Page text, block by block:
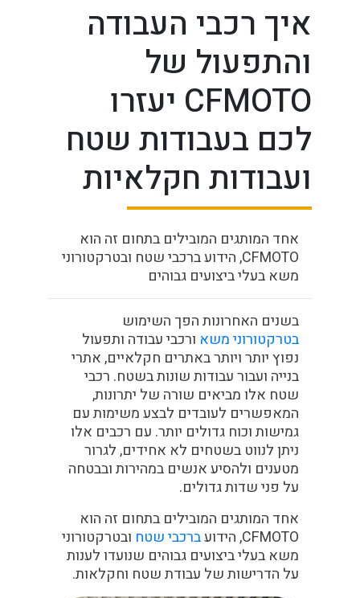
איך רכבי העבודה
והתפעול של
CFMOTO יעזרו
לכם בעבודות שטח
ועבודות חקלאיות
אחד המותגים המובילים בתחום זה הוא
CFMOTO, הידוע ברכבי שטח ובטרקטורוני
משא בעלי ביצועים גבוהים
בשנים האחרונות הפך השימוש
בטרקטורוני משא ורכבי עבודה ותפעול
נפוץ יותר ויותר באתרים חקלאיים, אתרי
בנייה ועבור עבודות שונות בשטח. רכבי
שטח אלו מביאים שורה של יתרונות,
המאפשרים לעובדים לבצע משימות עם
גמישות וכוח גדולים יותר. עם רכבים אלו
ניתן לנווט בשטחים לא אחידים, לגרור
מטענים ולהסיע אנשים במהירות ובבטחה
על פני שדות גדולים.
אחד המותגים המובילים בתחום זה הוא
CFMOTO, הידוע
ברכבי שטח ובטרקטורוני
משא בעלי ביצועים גבוהים שנועדו לענות
על הדרישות של עבודת שטח וחקלאות.